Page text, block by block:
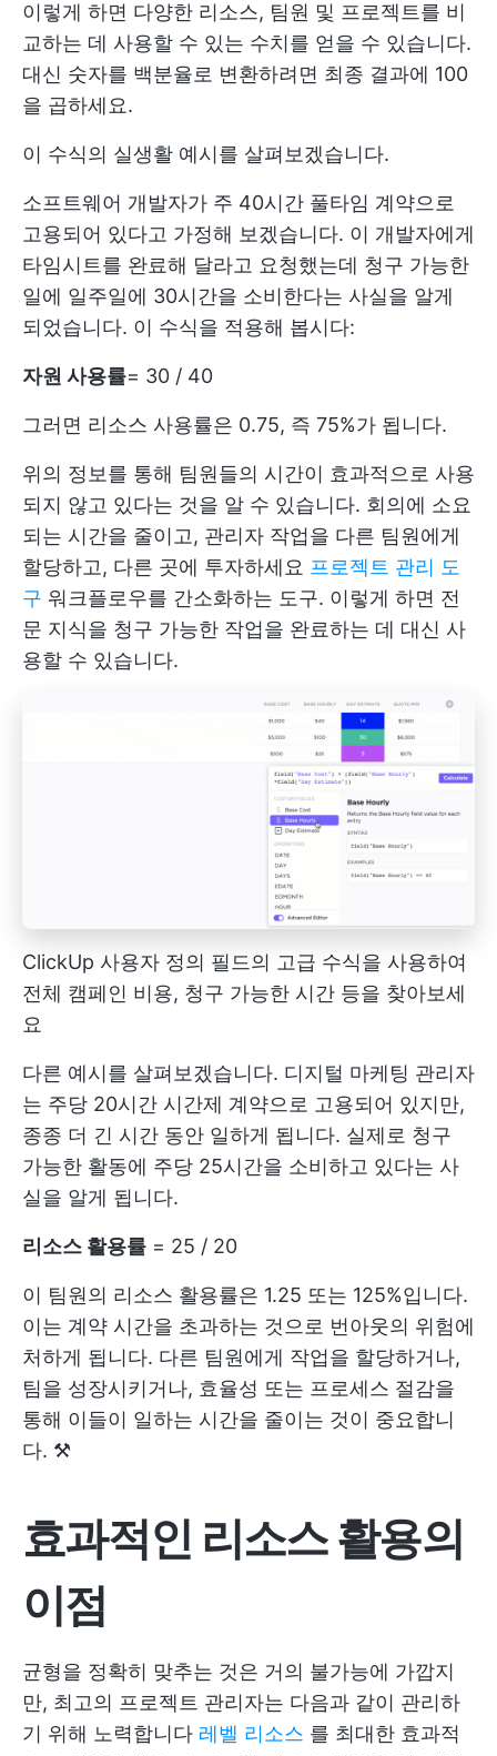
이렇게 하면 다양한 리소스, 팀원 및 프로젝트를 비
교하는 데 사용할 수 있는 수치를 얻을 수 있습니다.
대신 숫자를 백분율로 변환하려면 최종 결과에 100
을 곱하세요.
이 수식의 실생활 예시를 살펴보겠습니다.
소프트웨어 개발자가 주 40시간 풀타임 계약으로
고용되어 있다고 가정해 보겠습니다. 이 개발자에게
타임시트를 완료해 달라고 요청했는데 청구 가능한
일에 일주일에 30시간을 소비한다는 사실을 알게
되었습니다. 이 수식을 적용해 봅시다:
자원 사용률= 30 / 40
그러면 리소스 사용률은 0.75, 즉 75%가 됩니다.
위의 정보를 통해 팀원들의 시간이 효과적으로 사용
되지 않고 있다는 것을 알 수 있습니다. 회의에 소요
되는 시간을 줄이고, 관리자 작업을 다른 팀원에게
할당하고, 다른 곳에 투자하세요 프로젝트 관리 도
구 워크플로우를 간소화하는 도구. 이렇게 하면 전
문 지식을 청구 가능한 작업을 완료하는 데 대신 사
용할 수 있습니다.
ClickUp 사용자 정의 필드의 고급 수식을 사용하여
전체 캠페인 비용, 청구 가능한 시간 등을 찾아보세
요
다른 예시를 살펴보겠습니다. 디지털 마케팅 관리자
는 주당 20시간 시간제 계약으로 고용되어 있지만,
종종 더 긴 시간 동안 일하게 됩니다. 실제로 청구
가능한 활동에 주당 25시간을 소비하고 있다는 사
실을 알게 됩니다.
리소스 활용률 = 25 / 20
이 팀원의 리소스 활용률은 1.25 또는 125%입니다.
이는 계약 시간을 초과하는 것으로 번아웃의 위험에
처하게 됩니다. 다른 팀원에게 작업을 할당하거나,
팀을 성장시키거나, 효율성 또는 프로세스 절감을
통해 이들이 일하는 시간을 줄이는 것이 중요합니
다. ⚒️
효과적인 리소스 활용의
이점
균형을 정확히 맞추는 것은 거의 불가능에 가깝지
만, 최고의 프로젝트 관리자는 다음과 같이 관리하
기 위해 노력합니다 레벨 리소스 를 최대한 효과적